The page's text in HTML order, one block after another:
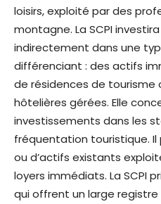
loisirs, exploité par des
montagne. La SCPI
indirectement dans une
différenciant : des actifs
de résidences de tourisme
hôtelières gérées. Elle
investissements dans les
fréquentation touristique. Il
ou d’actifs existants
loyers immédiats. La SCPI
qui offrent un large